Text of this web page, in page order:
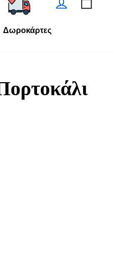
Δωροκάρτες